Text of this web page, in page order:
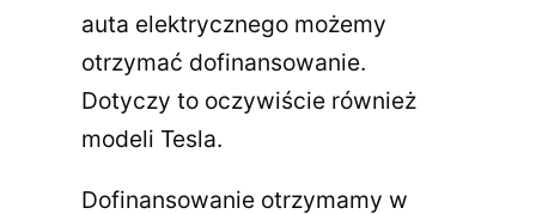
auta elektrycznego możemy
otrzymać dofinansowanie.
Dotyczy to oczywiście również
modeli Tesla.
Dofinansowanie otrzymamy w